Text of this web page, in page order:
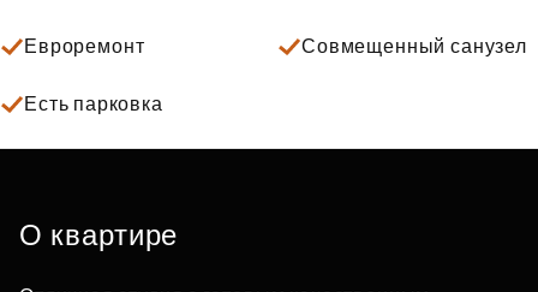
Евроремонт Совмещенный санузел
Есть парковка
О квартире